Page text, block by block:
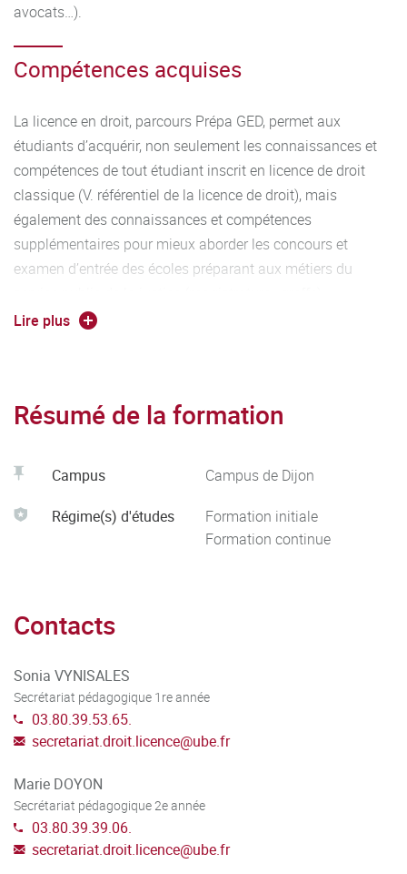
avocats…).
Compétences acquises
La licence en droit, parcours Prépa GED, permet aux
étudiants d’acquérir, non seulement les connaissances et
compétences de tout étudiant inscrit en licence de droit
classique (V. référentiel de la licence de droit), mais
également des connaissances et compétences
supplémentaires pour mieux aborder les concours et
examen d’entrée des écoles préparant aux métiers du
Au titre de ces connaissances et compétences
D’un perfectionnement des connaissances :
connaissances de droits substantiel et processuel ;
Connaissance et compréhension du monde
Entraînement à la dissertation ;
Entraînement à la mise en situation pratique.
L’étudiant est également entrainé à la synthèse de
exercices écrits et oraux, que lors de la revue d’actualité
auquel il est astreint toutes les deux semaines.
Diplôme universitaire
Lire plus
Résumé de la formation
Campus Campus de Dijon
Régime(s) d'études
Formation initiale
Formation continue
Contacts
Sonia VYNISALES
Secrétariat pédagogique 1re année
03.80.39.53.65.
secretariat.droit.licence@ube.fr
Marie DOYON
Secrétariat pédagogique 2e année
03.80.39.39.06.
secretariat.droit.licence@ube.fr